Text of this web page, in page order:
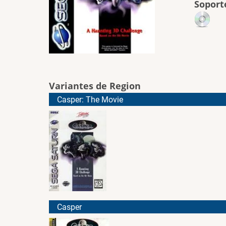
Variantes de Region
Casper: The Movie
Casper